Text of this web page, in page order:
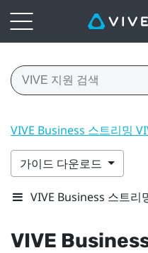
VIVE Business 스트리밍
가이드 다운로드
VIVE Business 스트리
VIVE